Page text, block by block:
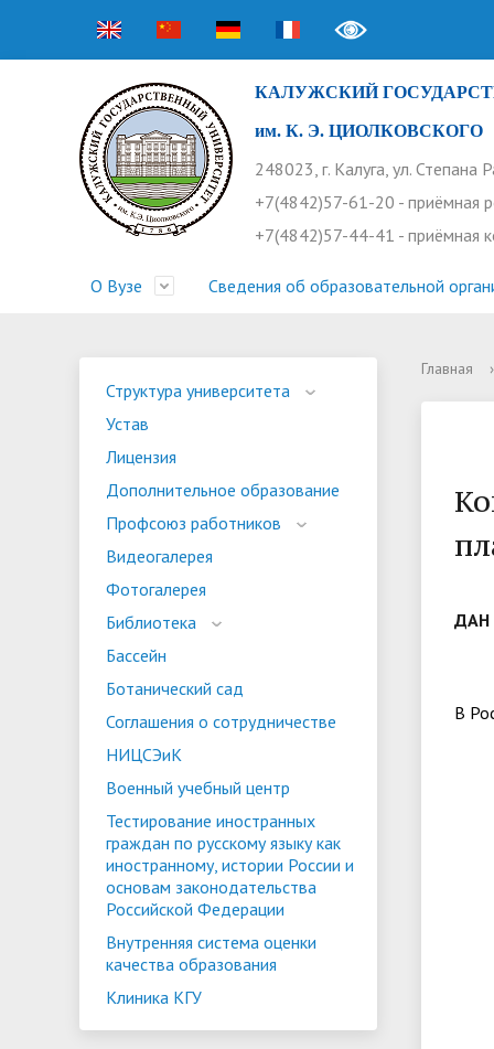
КАЛУЖСКИЙ
им. К. Э. ЦИОЛКОВСКОГО
248023, г. Калуга, ул. Степана
+7(4842)57-61-20 - приёмная
+7(4842)57-44-41 - приёмная
О Вузе
Устав
Профсоюз работников
Бассейн
Военный учебный центр
Сведения об образовательной
Прием 2026. Ординатура
Особая квота
Информация о зачислении
Оплата
Профком студентов
Объединенный совет обучающихся
Конференции
Научные труды КГУ
Национальные проекты Российской
Федерации
Часто
Структура университета
Устав
Лицензия
Дополнительное образование
Профсоюз работников
Видеогалерея
Фотогалерея
Библиотека
Бассейн
Ботанический сад
Соглашения о сотрудничестве
НИЦСЭиК
Военный учебный центр
Тестирование иностранных
граждан по русскому языку как
иностранному, истории России и
основам законодательства
Российской Федерации
Внутренняя система оценки
качества образования
Клиника КГУ
Главная ›
ДАН
В